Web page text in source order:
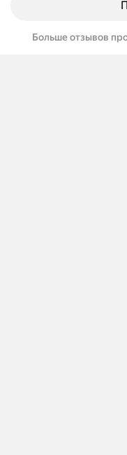
Больше отзывов